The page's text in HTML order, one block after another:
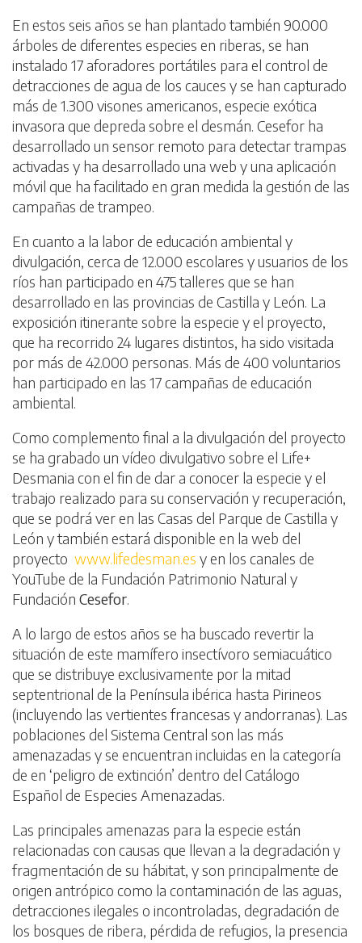
En estos seis años se han plantado también 90.000
árboles de diferentes especies en riberas, se han
instalado 17 aforadores portátiles para el control de
detracciones de agua de los cauces y se han capturado
más de 1.300 visones americanos, especie exótica
invasora que depreda sobre el desmán. Cesefor ha
desarrollado un sensor remoto para detectar trampas
activadas y ha desarrollado una web y una aplicación
móvil que ha facilitado en gran medida la gestión de las
campañas de trampeo.
En cuanto a la labor de educación ambiental y
divulgación, cerca de 12.000 escolares y usuarios de los
ríos han participado en 475 talleres que se han
desarrollado en las provincias de Castilla y León. La
exposición itinerante sobre la especie y el proyecto,
que ha recorrido 24 lugares distintos, ha sido visitada
por más de 42.000 personas. Más de 400 voluntarios
han participado en las 17 campañas de educación
ambiental.
Como complemento final a la divulgación del proyecto
se ha grabado un vídeo divulgativo sobre el Life+
Desmania con el fin de dar a conocer la especie y el
trabajo realizado para su conservación y recuperación,
que se podrá ver en las Casas del Parque de Castilla y
León y también estará disponible en la web del
proyecto www.lifedesman.es y en los canales de
YouTube de la Fundación Patrimonio Natural y
Fundación Cesefor
A lo largo de estos años se ha buscado revertir la
situación de este mamífero insectívoro semiacuático
que se distribuye exclusivamente por la mitad
septentrional de la Península ibérica hasta Pirineos
(incluyendo las vertientes francesas y andorranas). Las
poblaciones del Sistema Central son las más
amenazadas y se encuentran incluidas en la categoría
de en ‘peligro de extinción’ dentro del Catálogo
Español de Especies Amenazadas.
Las principales amenazas para la especie están
relacionadas con causas que llevan a la degradación y
fragmentación de su hábitat, y son principalmente de
origen antrópico como la contaminación de las aguas,
detracciones ilegales o incontroladas, degradación de
los bosques de ribera, pérdida de refugios, la presencia